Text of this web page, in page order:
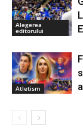
Alegerea
editorului
Atletism